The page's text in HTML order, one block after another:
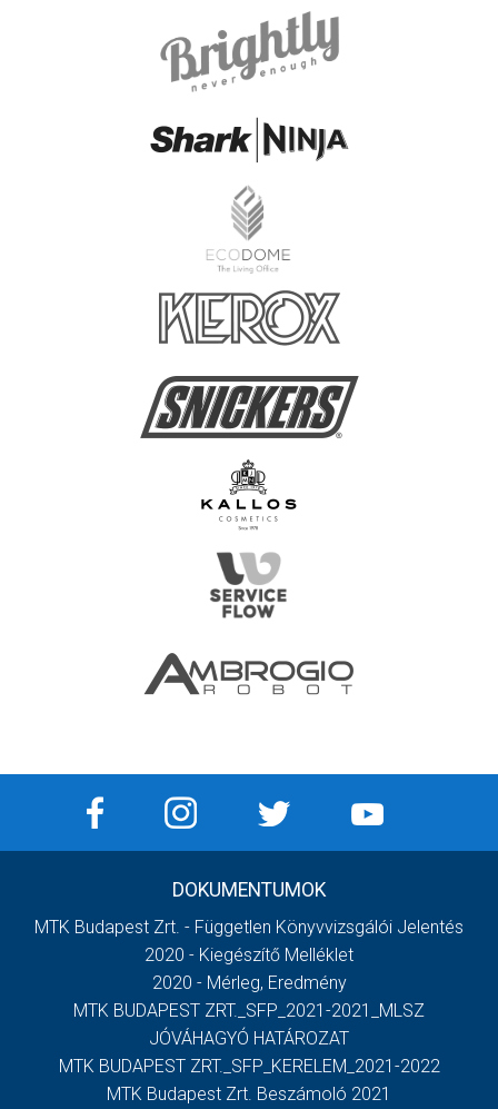
DOKUMENTUMOK
MTK Budapest Zrt. - Független Könyvvizsgálói Jelentés
2020 - Kiegészítő Melléklet
2020 - Mérleg, Eredmény
MTK BUDAPEST ZRT._SFP_2021-2021_MLSZ
JÓVÁHAGYÓ HATÁROZAT
MTK BUDAPEST ZRT._SFP_KERELEM_2021-2022
MTK Budapest Zrt. Beszámoló 2021